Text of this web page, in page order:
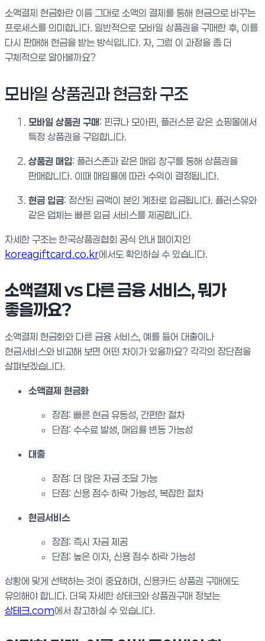
소액결제 현금화란 이름 그대로 소액의 결제를 통해 현금으로 바꾸는
프로세스를 의미합니다. 일반적으로 모바일 상품권을 구매한 후, 이를
다시 판매해 현금을 받는 방식입니다. 자, 그럼 이 과정을 좀 더
구체적으로 알아볼까요?
모바일 상품권과 현금화 구조
모바일 상품권 구매: 핀큐나 모아핀, 플러스문 같은 쇼핑몰에서
특정 상품권을 구입합니다.
상품권 매입: 플러스존과 같은 매입 창구를 통해 상품권을
판매합니다. 이때 매입률에 따라 수익이 결정됩니다.
현금 입금: 정산된 금액이 본인 계좌로 입금됩니다. 플러스유와
같은 업체는 빠른 입금 서비스를 제공합니다.
자세한 구조는 한국상품권협회 공식 안내 페이지인
koreagiftcard.co.kr에서도 확인하실 수 있습니다.
소액결제 vs 다른 금융 서비스, 뭐가
좋을까요?
소액결제 현금화와 다른 금융 서비스, 예를 들어 대출이나
현금서비스와 비교해 보면 어떤 차이가 있을까요? 각각의 장단점을
살펴보겠습니다.
소액결제 현금화
장점: 빠른 현금 유동성, 간편한 절차
단점: 수수료 발생, 매입률 변동 가능성
대출
장점: 더 많은 자금 조달 가능
단점: 신용 점수 하락 가능성, 복잡한 절차
현금서비스
장점: 즉시 자금 제공
단점: 높은 이자, 신용 점수 하락 가능성
상황에 맞게 선택하는 것이 중요하며, 신용카드 상품권 구매에도
유의해야 합니다. 더욱 자세한 상테크와 상품권구매 정보는
상테크.com에서 참고하실 수 있습니다.